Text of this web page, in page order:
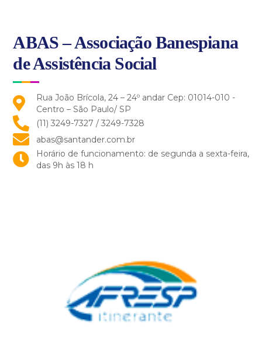
ABAS – Associação Banespiana
de Assistência Social
Rua João Brícola, 24 – 24º andar Cep: 01014-010 -
Centro – São Paulo/ SP
(11) 3249-7327 / 3249-7328
abas@santander.com.br
Horário de funcionamento: de segunda a sexta-feira,
das 9h às 18 h